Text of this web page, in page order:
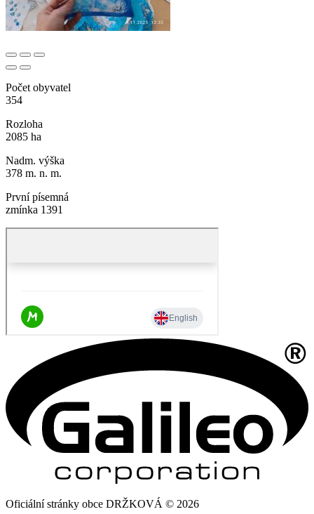
Počet obyvatel
354
Rozloha
2085 ha
Nadm. výška
378 m. n. m.
První písemná
zmínka 1391
Oficiální stránky obce DRŽKOVÁ © 2026